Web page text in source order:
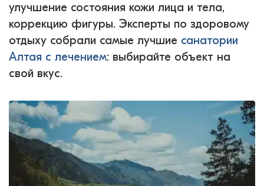
улучшение состояния кожи лица и тела,
коррекцию фигуры. Эксперты по здоровому
отдыху собрали самые лучшие санатории
Алтая с лечением: выбирайте объект на
свой вкус.